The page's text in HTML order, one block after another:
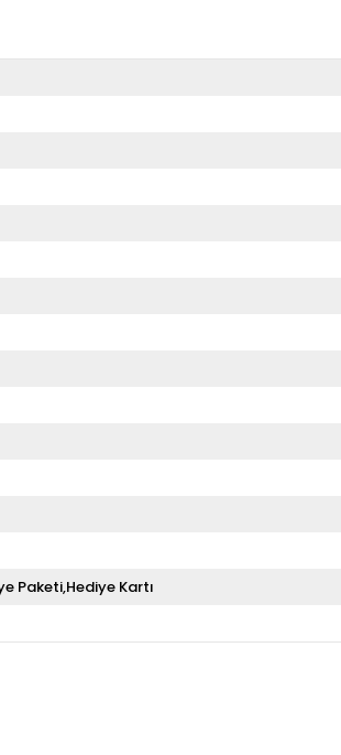
Paketi,Hediye Kartı